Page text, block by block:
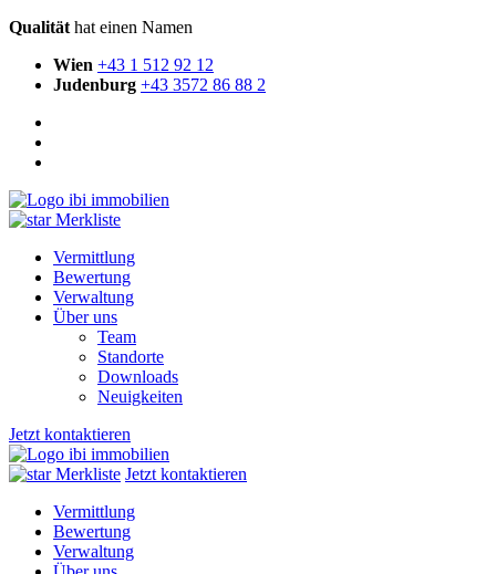
Qualität hat einen Namen
Wien +43 1 512 92 12
Judenburg +43 3572 86 88 2
Merkliste
Vermittlung
Bewertung
Verwaltung
Über uns
Team
Standorte
Downloads
Neuigkeiten
Jetzt kontaktieren
Merkliste Jetzt kontaktieren
Vermittlung
Bewertung
Verwaltung